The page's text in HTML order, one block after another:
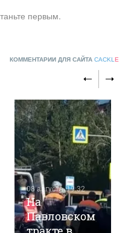
первым.
КОММЕНТАРИИ ДЛЯ САЙТА CACKL E
08 августа, 19:32
На
Павловском